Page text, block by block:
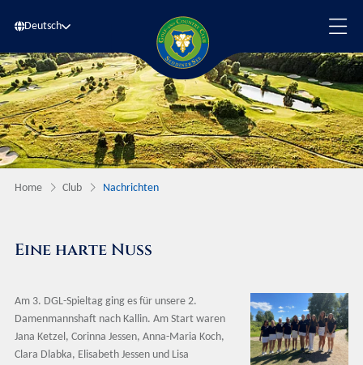
Deutsch
Home Club Nachrichten
Eine harte Nuss
Am 3. DGL-Spieltag ging es für unsere 2.
Damenmannshaft nach Kallin. Am Start waren
Jana Ketzel, Corinna Jessen, Anna-Maria Koch,
Clara Dlabka, Elisabeth Jessen und Lisa